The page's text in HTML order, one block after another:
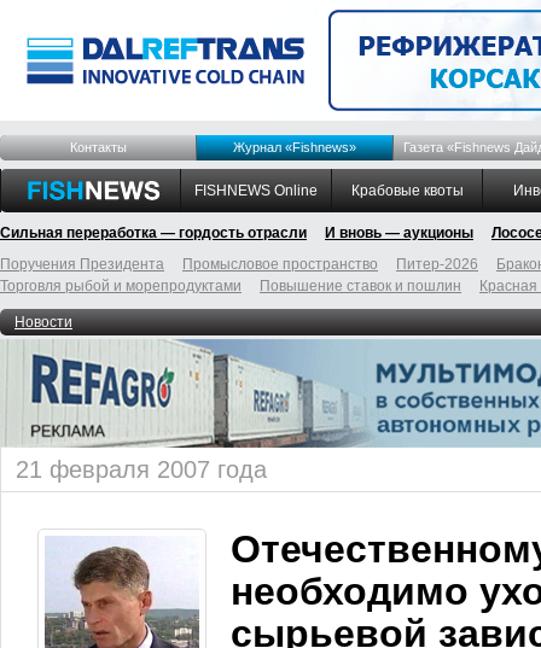
Контакты Журнал «Fishnews» Газета «Fishnews
FISHNEWS Online Крабовые квоты
Сильная переработка — гордость отрасли И вновь — аукционы
Поручения Президента
Промысловое пространство Питер-2026
Торговля рыбой и морепродуктами
Повышение ставок и пошлин
Новости
21 февраля 2007 года
необходимо
сырьевой